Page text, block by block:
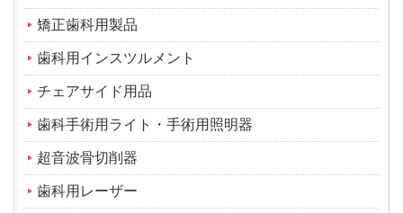
矯正歯科用製品
歯科用インスツルメント
チェアサイド用品
歯科手術用ライト・手術用照明器
超音波骨切削器
歯科用レーザー